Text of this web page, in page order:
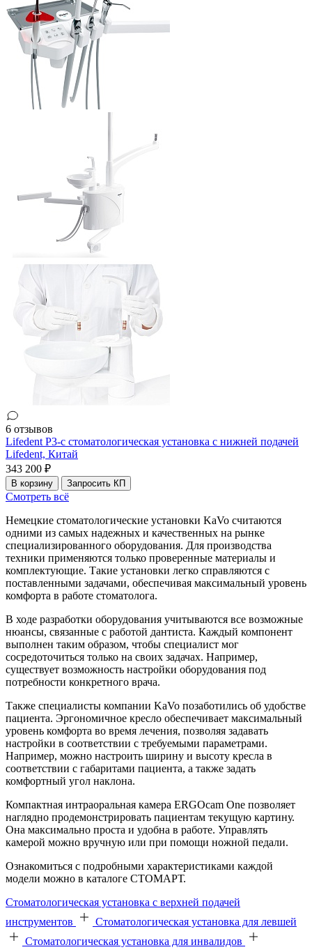
6 отзывов
Lifedent P3-c стоматологическая установка с нижней подачей
Lifedent, Китай
343 200 ₽
В корзину Запросить КП
Смотреть всё
Немецкие стоматологические установки KaVo считаются
одними из самых надежных и качественных на рынке
специализированного оборудования. Для производства
техники применяются только проверенные материалы и
комплектующие. Такие установки легко справляются с
поставленными задачами, обеспечивая максимальный уровень
комфорта в работе стоматолога.
В ходе разработки оборудования учитываются все возможные
нюансы, связанные с работой дантиста. Каждый компонент
выполнен таким образом, чтобы специалист мог
сосредоточиться только на своих задачах. Например,
существует возможность настройки оборудования под
потребности конкретного врача.
Также специалисты компании KaVo позаботились об удобстве
пациента. Эргономичное кресло обеспечивает максимальный
уровень комфорта во время лечения, позволяя задавать
настройки в соответствии с требуемыми параметрами.
Например, можно настроить ширину и высоту кресла в
соответствии с габаритами пациента, а также задать
комфортный угол наклона.
Компактная интраоральная камера ERGOcam One позволяет
наглядно продемонстрировать пациентам текущую картину.
Она максимально проста и удобна в работе. Управлять
камерой можно вручную или при помощи ножной педали.
Ознакомиться с подробными характеристиками каждой
модели можно в каталоге СТОМАРТ.
Стоматологическая установка с верхней подачей
инструментов
Стоматологическая установка для левшей
Стоматологическая установка для инвалидов